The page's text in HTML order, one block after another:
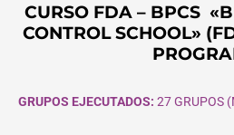
CURSO FDA – BPCS
CONTROL SCHOOL»
GRUPOS EJECUTADOS: 27 GRUPOS